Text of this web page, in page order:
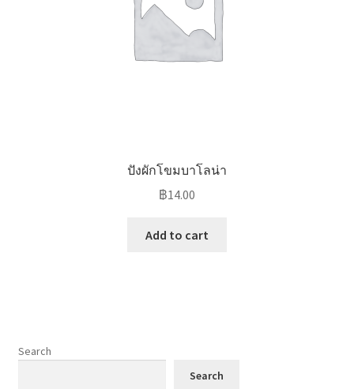
ปังผักโขมบาโลน่า
฿14.00
Add to cart
Search
Search